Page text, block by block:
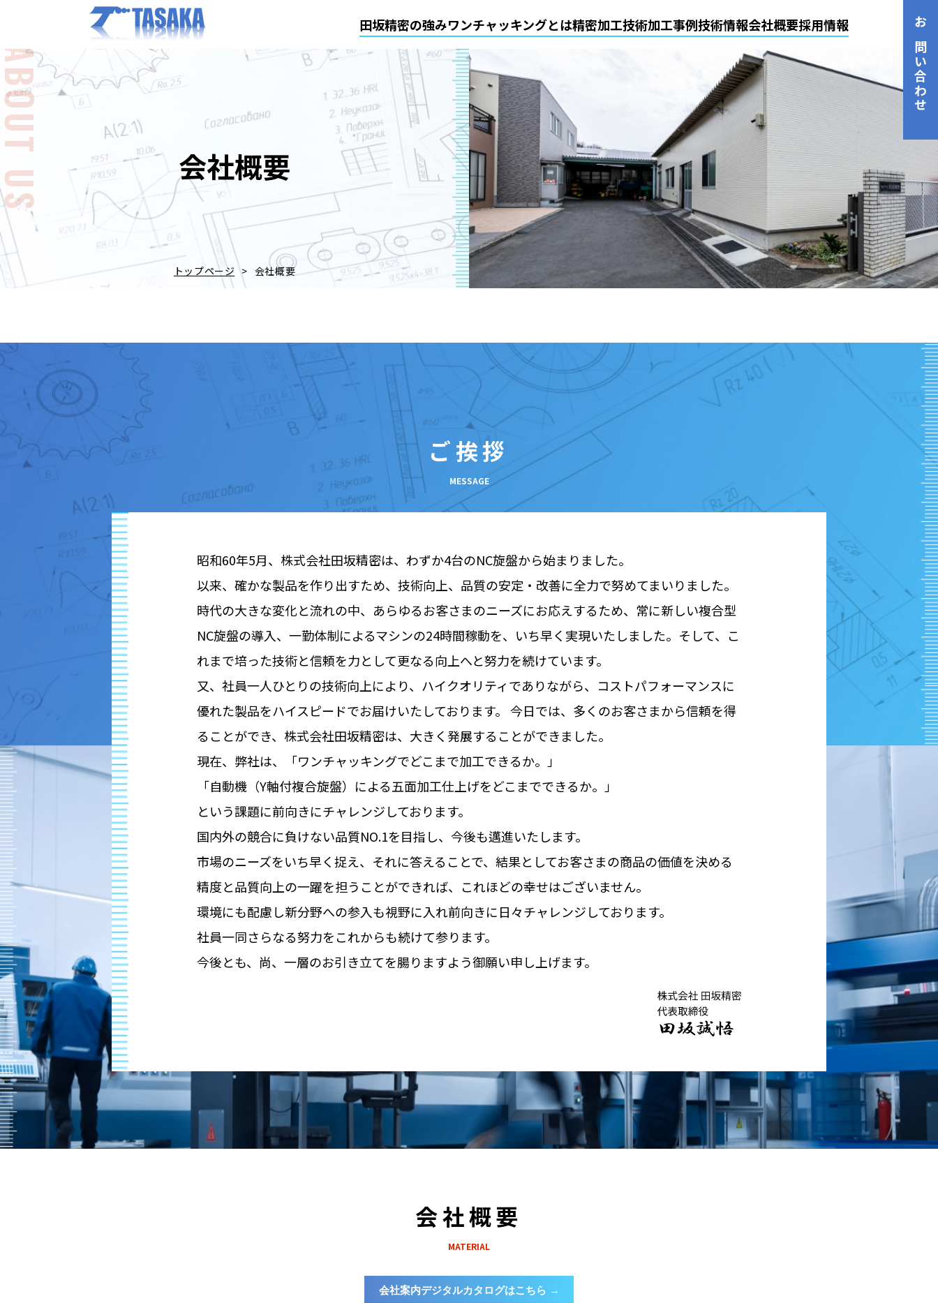
田坂精密の強みワンチャッキングとは精密加工技術加工事例技術情報会社概要採用情報
お問い合わせ
会社概要
US
トップページ 会社概要
ご挨拶
MESSAGE
昭和60年5月、株式会社田坂精密は、わずか4台のNC旋盤から始まりました。
以来、確かな製品を作り出すため、技術向上、品質の安定・改善に全力で努めてまいりました。
時代の大きな変化と流れの中、あらゆるお客さまのニーズにお応えするため、常に新しい複合型
NC旋盤の導入、一勤体制によるマシンの24時間稼動を、いち早く実現いたしました。そして、こ
れまで培った技術と信頼を力として更なる向上へと努力を続けています。
又、社員一人ひとりの技術向上により、ハイクオリティでありながら、コストパフォーマンスに
優れた製品をハイスピードでお届けいたしております。 今日では、多くのお客さまから信頼を得
ることができ、株式会社田坂精密は、大きく発展することができました。
現在、弊社は、「ワンチャッキングでどこまで加工できるか。」
「自動機（Y軸付複合旋盤）による五面加工仕上げをどこまでできるか。」
という課題に前向きにチャレンジしております。
国内外の競合に負けない品質NO.1を目指し、今後も邁進いたします。
市場のニーズをいち早く捉え、それに答えることで、結果としてお客さまの商品の価値を決める
精度と品質向上の一躍を担うことができれば、これほどの幸せはございません。
環境にも配慮し新分野への参入も視野に入れ前向きに日々チャレンジしております。
社員一同さらなる努力をこれからも続けて参ります。
今後とも、尚、一層のお引き立てを腸りますよう御願い申し上げます。
会社概要
MATERIAL
会社案内デジタルカタログはこちら →